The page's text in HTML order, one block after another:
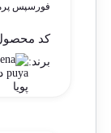
فورسپس
کد
برند: